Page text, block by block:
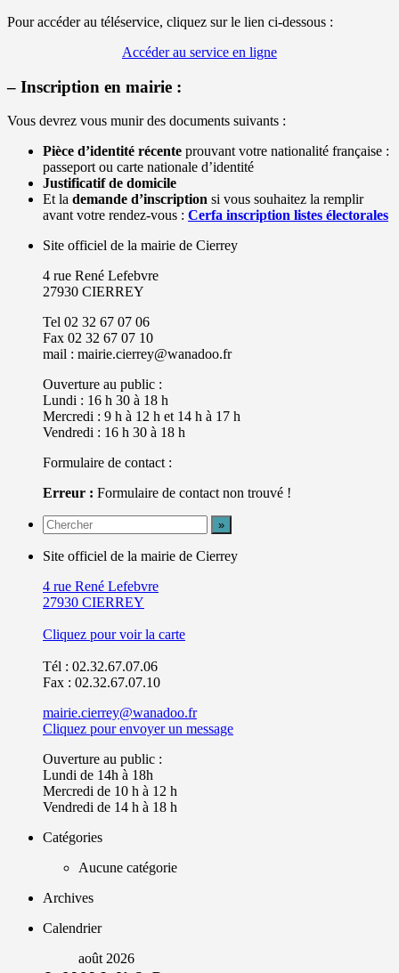
Pour accéder au téléservice, cliquez sur le lien ci-dessous :
Accéder au service en ligne
– Inscription en mairie :
Vous devrez vous munir des documents suivants :
Pièce d’identité récente prouvant votre nationalité française :
passeport ou carte nationale d’identité
Justificatif de domicile
Et la demande d’inscription si vous souhaitez la remplir
avant votre rendez-vous : Cerfa inscription listes électorales
Site officiel de la mairie de Cierrey
4 rue René Lefebvre
27930 CIERREY
Tel 02 32 67 07 06
Fax 02 32 67 07 10
mail : mairie.cierrey@wanadoo.fr
Ouverture au public :
Lundi : 16 h 30 à 18 h
Mercredi : 9 h à 12 h et 14 h à 17 h
Vendredi : 16 h 30 à 18 h
Formulaire de contact :
Erreur : Formulaire de contact non trouvé !
Site officiel de la mairie de Cierrey
4 rue René Lefebvre
27930 CIERREY
Cliquez pour voir la carte
Tél : 02.32.67.07.06
Fax : 02.32.67.07.10
mairie.cierrey@wanadoo.fr
Cliquez pour envoyer un message
Ouverture au public :
Lundi de 14h à 18h
Mercredi de 10 h à 12 h
Vendredi de 14 h à 18 h
Catégories
Aucune catégorie
Archives
Calendrier
août 2026